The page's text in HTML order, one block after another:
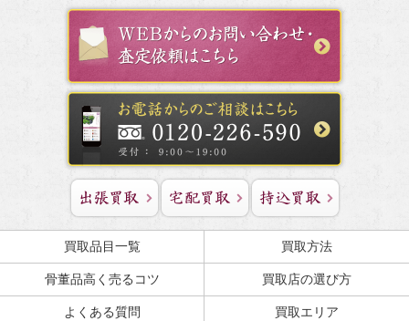
買取品目一覧 買取方法
骨董品高く売るコツ 買取店の選び方
よくある質問 買取エリア